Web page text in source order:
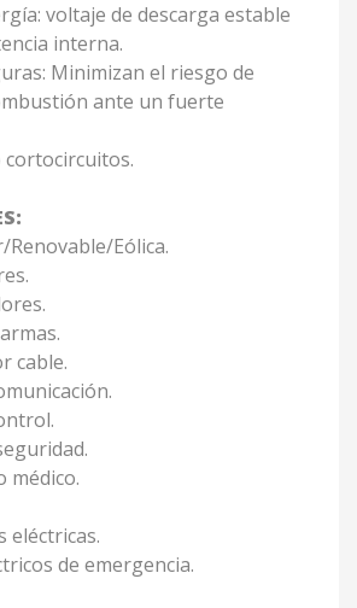
voltaje de descarga estable
interna.
Minimizan el riesgo de
ante un fuerte
Renovable/Eólica.
cable.
médico.
eléctricas.
de emergencia.